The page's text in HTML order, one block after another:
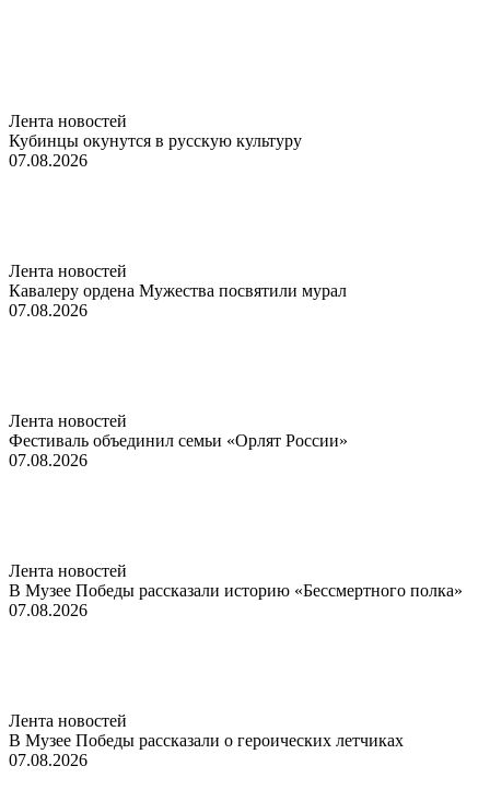
Лента новостей
Кубинцы окунутся в русскую культуру
07.08.2026
Лента новостей
Кавалеру ордена Мужества посвятили мурал
07.08.2026
Лента новостей
Фестиваль объединил семьи «Орлят России»
07.08.2026
Лента новостей
В Музее Победы рассказали историю «Бессмертного полка»
07.08.2026
Лента новостей
В Музее Победы рассказали о героических летчиках
07.08.2026